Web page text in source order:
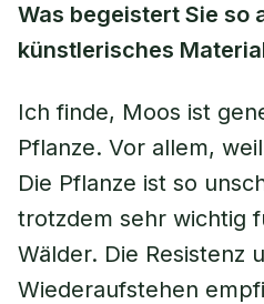
Was begeistert Sie so
künstlerisches
Ich finde, Moos ist
Pflanze. Vor allem,
Die Pflanze ist so
trotzdem sehr wichtig
Wälder. Die Resistenz
Wiederaufstehen